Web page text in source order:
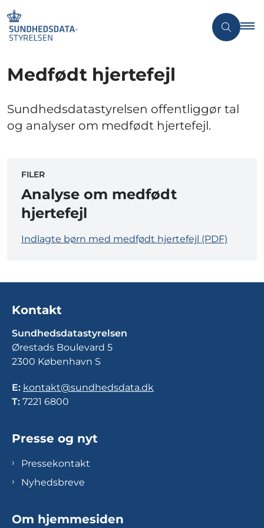
Medfødt hjertefejl
Sundhedsdatastyrelsen offentliggør tal
og analyser om medfødt hjertefejl.
FILER
Analyse om medfødt
hjertefejl
Indlagte børn med medfødt hjertefejl (PDF)
Kontakt
Sundhedsdatastyrelsen
Ørestads Boulevard 5
2300 København S
E: kontakt@sundhedsdata.dk
T: 7221 6800
Presse og nyt
Pressekontakt
Nyhedsbreve
Om hjemmesiden